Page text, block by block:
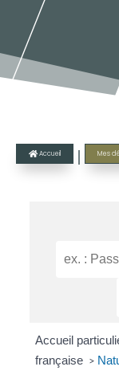
 Accueil | Mes
Accueil
française >